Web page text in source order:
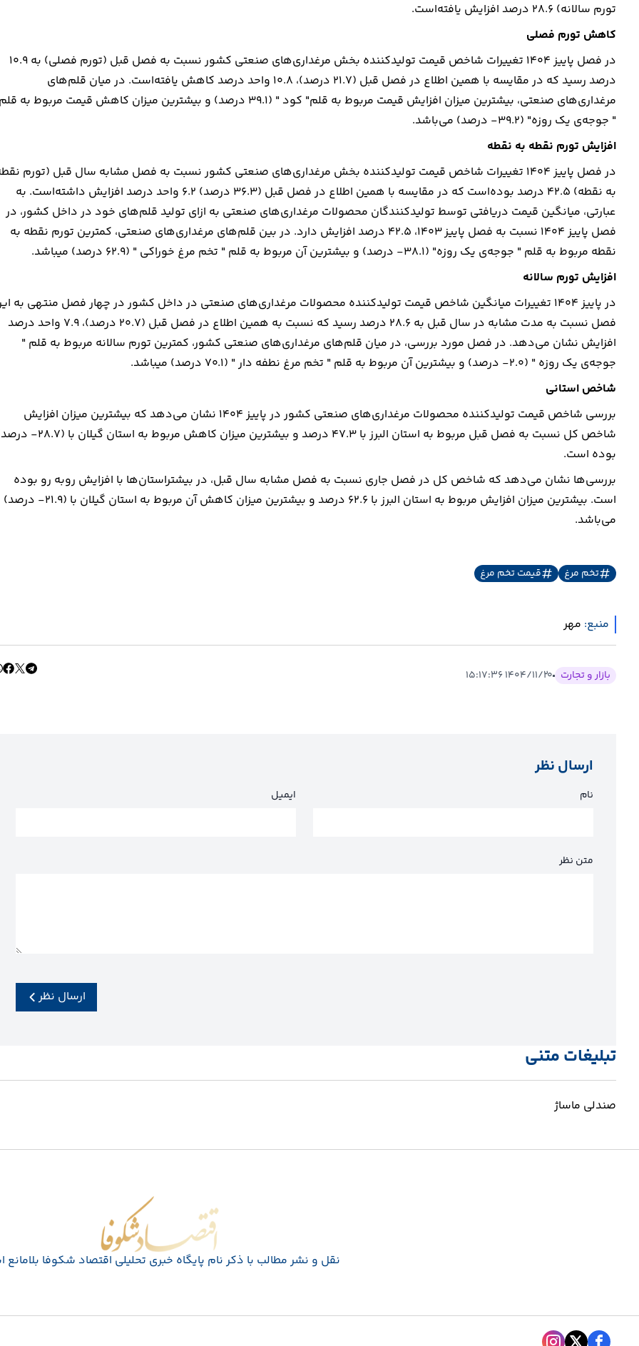
تورم سالانه) ۲۸.۶ درصد افزایش یافته‌است.
کاهش تورم فصلی
در فصل پاییز ۱۴۰۴ تغییرات شاخص قیمت تولیدکننده بخش مرغداری‌های صنعتی کشور نسبت به فصل قبل (تورم فصلی) به ۱۰.۹
درصد رسید که در مقایسه با همین اطلاع در فصل قبل (۲۱.۷ درصد)، ۱۰.۸ واحد درصد کاهش یافته‌است. در میان قلم‌های
مرغداری‌های صنعتی، بیشترین میزان افزایش قیمت مربوط به قلم" کود " (۳۹.۱ درصد) و بیشترین میزان کاهش قیمت مربوط به قلم
" جوجه‌ی یک روزه" (۳۹.۲- درصد) می‌باشد.
افزایش تورم نقطه به نقطه
در فصل پاییز ۱۴۰۴ تغییرات شاخص قیمت تولیدکننده بخش مرغداری‌های صنعتی کشور نسبت به فصل مشابه سال قبل (تورم
به نقطه) ۴۲.۵ درصد بوده‌است که در مقایسه با همین اطلاع در فصل قبل (۳۶.۳ درصد) ۶.۲ واحد درصد افزایش داشته‌است. به
عبارتی، میانگین قیمت دریافتی توسط تولیدکنندگان محصولات مرغداری‌های صنعتی به ازای تولید قلم‌های خود در داخل کشور، در
فصل پاییز ۱۴۰۴ نسبت به فصل پاییز ۱۴۰۳، ۴۲.۵ درصد افزایش دارد. در بین قلم‌های مرغداری‌های صنعتی، کمترین تورم نقطه به
نقطه مربوط به قلم " جوجه‌ی یک روزه" (۳۸.۱- درصد) و بیشترین آن مربوط به قلم " تخم مرغ خوراکی " (۶۲.۹ درصد) میباشد.
افزایش تورم سالانه
در پاییز ۱۴۰۴ تغییرات میانگین شاخص قیمت تولیدکننده محصولات مرغداری‌های صنعتی در داخل کشور در چهار فصل منتهی به
فصل نسبت به مدت مشابه در سال قبل به ۲۸.۶ درصد رسید که نسبت به همین اطلاع در فصل قبل (۲۰.۷ درصد)، ۷.۹ واحد درصد
افزایش نشان می‌دهد. در فصل مورد بررسی، در میان قلم‌های مرغداری‌های صنعتی کشور، کمترین تورم سالانه مربوط به قلم "
جوجه‌ی یک روزه " (۲.۰- درصد) و بیشترین آن مربوط به قلم " تخم مرغ نطفه دار " (۷۰.۱ درصد) میباشد.
شاخص استانی
بررسی شاخص قیمت تولیدکننده محصولات مرغداری‌های صنعتی کشور در پاییز ۱۴۰۴ نشان می‌دهد که بیشترین میزان افزایش
شاخص کل نسبت به فصل قبل مربوط به استان البرز با ۴۷.۳ درصد و بیشترین میزان کاهش مربوط به استان
بوده است.
بررسی‌ها نشان می‌دهد که شاخص کل در فصل جاری نسبت به فصل مشابه سال قبل، در بیشتراستان‌ها با افزایش روبه رو بوده
است. بیشترین میزان افزایش مربوط به استان البرز با ۶۲.۶ درصد و بیشترین میزان کاهش آن مربوط به استان گیلان با (۲۱.۹- درصد)
می‌باشد.
تخم مرغ قیمت تخم مرغ
منبع: مهر
بازار و تجارت ۱۴۰۴/۱۱/۲۰ ۱۵:۱۷:۳۶
ارسال نظر
نام ایمیل
متن نظر
ارسال نظر
تبلیغات متنی
صندلی ماساژ
اقتصاد شکوفا
نقل و نشر مطالب با ذکر نام پايگاه خبری تحليلی اقتصاد شکوفا